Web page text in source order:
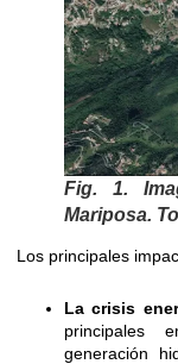
Fig. 1.
Mariposa.
Los principales
La crisis
principales
generación